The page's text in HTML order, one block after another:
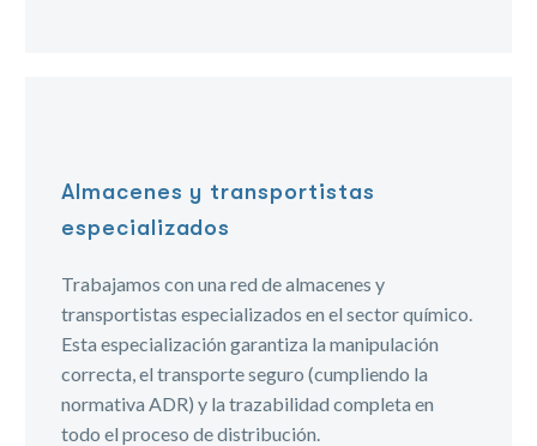
Almacenes y transportistas
especializados
Trabajamos con una red de almacenes y
transportistas especializados en el sector químico.
Esta especialización garantiza la manipulación
correcta, el transporte seguro (cumpliendo la
normativa ADR) y la trazabilidad completa en
todo el proceso de distribución.